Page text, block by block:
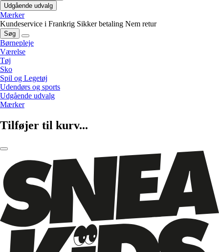
Udgående udvalg
Mærker
Kundeservice i Frankrig Sikker betaling Nem retur
Søg
Børnepleje
Værelse
Tøj
Sko
Spil og Legetøj
Udendørs og sports
Udgående udvalg
Mærker
Tilføjer til kurv...